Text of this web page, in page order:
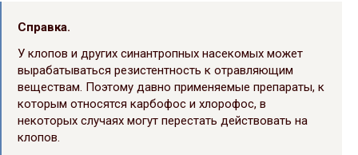
Справка.
У клопов и других синантропных насекомых может
вырабатываться резистентность к отравляющим
веществам. Поэтому давно применяемые препараты, к
которым относятся карбофос и хлорофос, в
некоторых случаях могут перестать действовать на
клопов.